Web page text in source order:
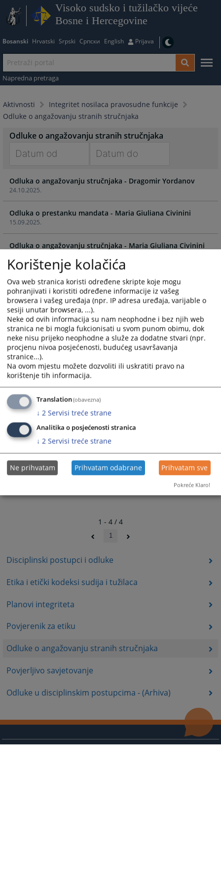
Visoko sudsko i tužilačko vijeće
Bosne i Hercegovine
Bosanski Hrvatski Srpski Српски English Prijava
Napredna pretraga
Aktivnosti
Integritet nosilaca pravosudne funkcije
Odluke o angažovanju stranih stručnjaka
Disciplinski postupci i odluke
Etika i etički kodeksi sudija i tužilaca
Planovi integriteta
Povjerenik za etiku
Odluke o angažovanju stranih stručnjaka
Povjerljivo savjetovanje
Odluke u disciplinskim postupcima - (Arhiva)
Odluke o angažovanju stranih stručnjaka
forward
to
interact
with
the
calendar
and
select
a
date.
Press
the
question
mark
key
to
get
the
keyboard
shortcuts
for
changing
dates.
forward
interact
with
calendar
and
select
a
date.
Press
the
question
mark
key
to
the
keyboard
shortcuts
for
changing
24.10.2025.
Odluka o angažovanju stručnjaka - Dragomir Yordanov
15.09.2025.
Odluka o prestanku mandata - Maria Giuliana Civinini
Odluka o angažovanju stručnjaka - Maria Giuliana Civinini
16.09.2024.
Odluka o angažovanju stručnjaka - Anette Milk
1 - 4 / 4
1
Korištenje kolačića
Ova web stranica koristi određene skripte koje mogu
pohranjivati i koristiti određene informacije iz vašeg
browsera i vašeg uređaja (npr. IP adresa uređaja, varijable o
sesiji unutar browsera, ...).
Neke od ovih informacija su nam neophodne i bez njih web
stranica ne bi mogla fukcionisati u svom punom obimu, dok
neke nisu prijeko neophodne a služe za dodatne stvari (npr.
procjenu nivoa posjećenosti, budućeg usavršavanja
stranice...).
Na ovom mjestu možete dozvoliti ili uskratiti pravo na
korištenje tih informacija.
Translation(obavezna)
↓ 2 Servisi treće strane
Analitika o posjećenosti stranica
↓ 2 Servisi treće strane
Ne prihvatam Prihvatam odabrane Prihvatam sve
Pokreće Klaro!